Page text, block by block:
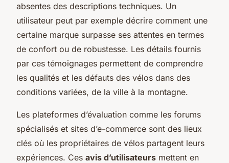
absentes des descriptions techniques. Un
utilisateur peut par exemple décrire comment une
certaine marque surpasse ses attentes en termes
de confort ou de robustesse. Les détails fournis
par ces témoignages permettent de comprendre
les qualités et les défauts des vélos dans des
conditions variées, de la ville à la montagne.
Les plateformes d’évaluation comme les forums
spécialisés et sites d’e-commerce sont des lieux
clés où les propriétaires de vélos partagent leurs
expériences. Ces avis d’utilisateurs mettent en